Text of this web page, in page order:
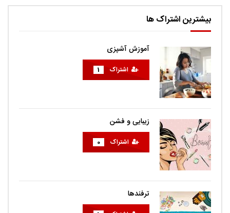
بیشترین اشتراک ها
آموزش آشپزی
اشتراک 1
زیبایی و فشن
اشتراک 0
ترفندها